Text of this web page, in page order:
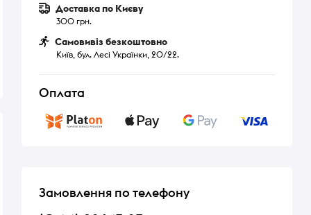
Доставка по Києву
300 грн.
Самовивіз безкоштовно
Київ, бул. Лесі Українки, 20/22.
Оплата
Замовлення по телефону